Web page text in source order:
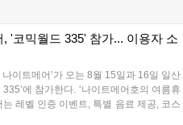
르소나5 시리즈가 순차 공개됩니다. 또한
정입니다....
'코믹월드 335' 참가... 이용자 소
이트메어’가 오는 8월 15일과 16일 일산
에 참가한다. ‘나이트메어호의 여름휴
레벨 인증 이벤트, 특별 음료 제공, 코스
사가 진행된다. 유명 코스어 7인이 캐릭